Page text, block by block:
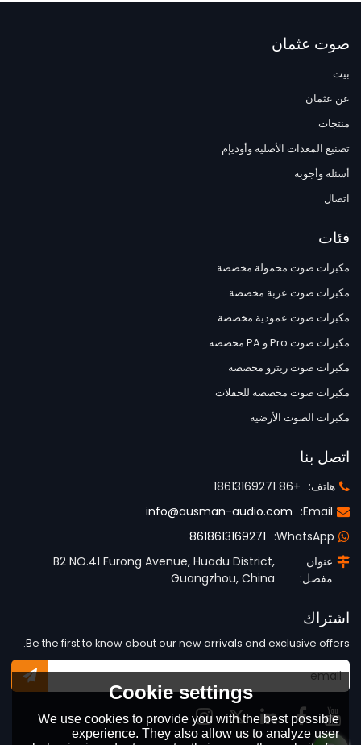
صوت عثمان
بيت
عن عثمان
منتجات
تصنيع المعدات الأصلية وأوديإم
أسئلة وأجوبة
اتصال
فئات
مكبرات صوت محمولة مخصصة
مكبرات صوت عربة مخصصة
مكبرات صوت عمودية مخصصة
مكبرات صوت Pro و PA مخصصة
مكبرات صوت ريترو مخصصة
مكبرات صوت مخصصة للحفلات
مكبرات الصوت الأرضية
اتصل بنا
هاتف: +86 18613169271
Email:
info@ausman-audio.com
WhatsApp:
8618613169271
عنوان
مفصل:
B2 NO.41 Furong Avenue, Huadu District,
Guangzhou, China
اشتراك
Be the first to know about our new arrivals and exclusive offers.
Cookie settings
We use cookies to provide you with the best possible
experience. They also allow us to analyze user